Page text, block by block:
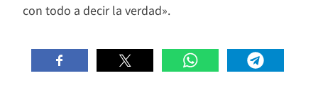
con todo a decir la verdad».